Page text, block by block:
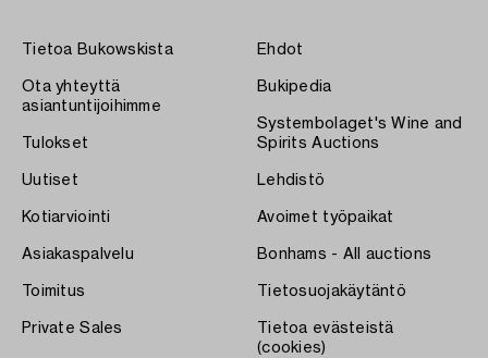
Tietoa Bukowskista
Ota yhteyttä
asiantuntijoihimme
Tulokset
Uutiset
Kotiarviointi
Asiakaspalvelu
Toimitus
Private Sales
Ehdot
Bukipedia
Systembolaget's Wine and
Spirits Auctions
Lehdistö
Avoimet työpaikat
Bonhams - All auctions
Tietosuojakäytäntö
Tietoa evästeistä
(cookies)